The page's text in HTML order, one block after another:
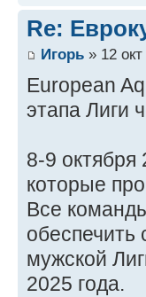
Re:
Игорь » 12
European
этапа Лиги
8-9
которые
Все
мужской
2025 года.